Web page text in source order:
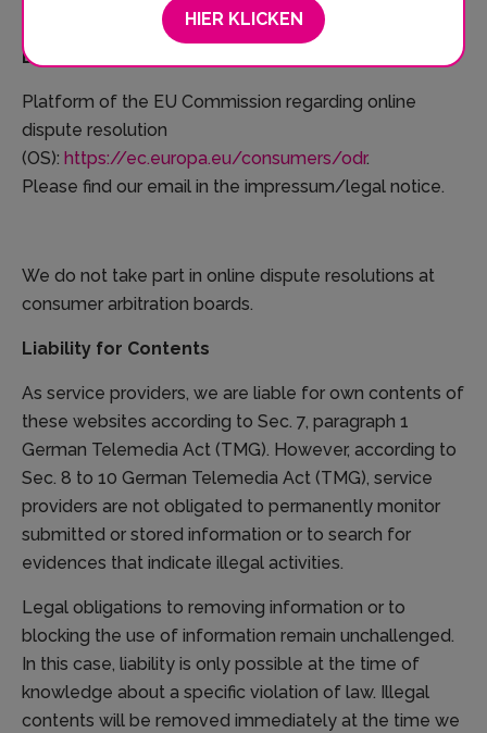
HIER KLICKEN
Dispute resolution
Platform of the EU Commission regarding online
dispute resolution
(OS): https://ec.europa.eu/consumers/odr.
Please find our email in the impressum/legal notice.
We do not take part in online dispute resolutions at
consumer arbitration boards.
Liability for Contents
As service providers, we are liable for own contents of
these websites according to Sec. 7, paragraph 1
German Telemedia Act (TMG). However, according to
Sec. 8 to 10 German Telemedia Act (TMG), service
providers are not obligated to permanently monitor
submitted or stored information or to search for
evidences that indicate illegal activities.
Legal obligations to removing information or to
blocking the use of information remain unchallenged.
In this case, liability is only possible at the time of
knowledge about a specific violation of law. Illegal
contents will be removed immediately at the time we